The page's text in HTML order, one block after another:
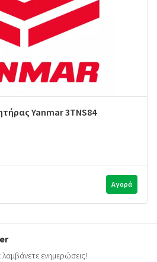
Yanmar 3TNS84
Αγορά
ενημερώσεις!